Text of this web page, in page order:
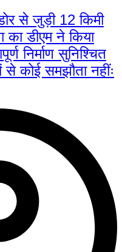
से जुड़ी 12 किमी
का डीएम ने किया
निर्माण सुनिश्चित
से कोई समझौता नहींः